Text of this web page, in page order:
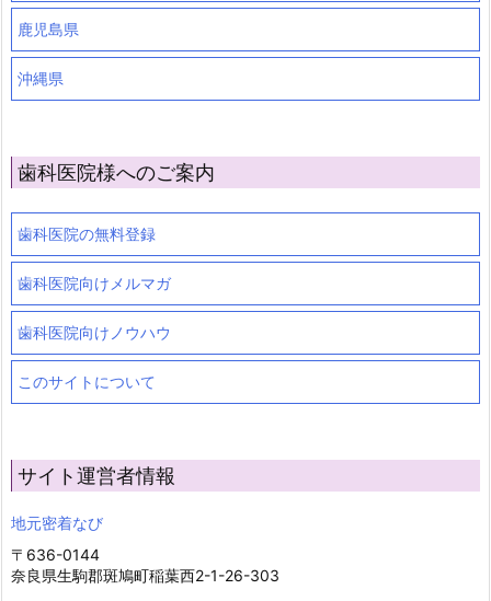
鹿児島県
沖縄県
歯科医院様へのご案内
歯科医院の無料登録
歯科医院向けメルマガ
歯科医院向けノウハウ
このサイトについて
サイト運営者情報
地元密着なび
〒636-0144
奈良県生駒郡斑鳩町稲葉西2-1-26-303